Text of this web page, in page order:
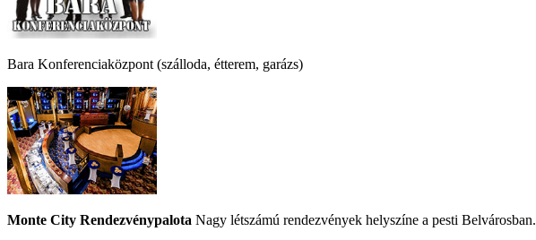
Bara Konferenciaközpont (szálloda, étterem, garázs)
Monte City Rendezvénypalota Nagy létszámú rendezvények helyszíne a pesti Belvárosban.